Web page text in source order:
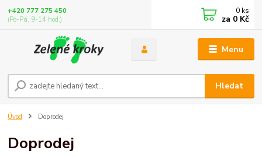
Menu
Hledat
+420 777 275 450
(Po-Pá, 9-14 hod.)
0 ks
za 0 Kč
Úvod Doprodej
Doprodej